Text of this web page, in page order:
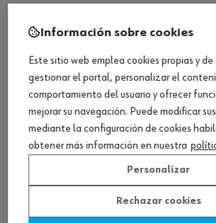
DIN 5254, arandela de
forma A
Ver producto
Información sobre cookies
Este sitio web emplea cookies propias y
gestionar el portal, personalizar el
comportamiento del usuario y ofrecer
mejorar su navegación. Puede modificar
mediante la configuración de cookies
obtener más información en nuestra
Personalizar
Rechazar cookies